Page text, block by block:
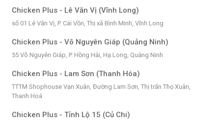
Chicken Plus - Lê Văn Vị (Vĩnh Long)
số 01 Lê Văn Vị, P. Cái Vồn, Thị xã Bình Minh, Vĩnh Long
Chicken Plus - Võ Nguyên Giáp (Quảng Ninh)
55 Võ Nguyên Giáp, P. Hồng Hải, Hạ Long, Quảng Ninh
Chicken Plus - Lam Sơn (Thanh Hóa)
TTTM Shophouse Vạn Xuân, Đường Lam Sơn, Thị trấn Thọ Xuân,
Thanh Hoá
Chicken Plus - Tỉnh Lộ 15 (Củ Chi)